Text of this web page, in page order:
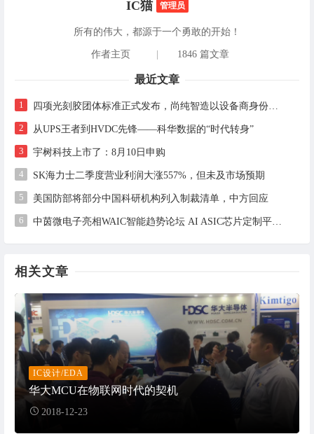
IC猫 管理员
所有的伟大，都源于一个勇敢的开始！
作者主页 1846 篇文章
最近文章
1
2 从UPS王者到HVDC先锋——科华数据的“时代转身”
3 宇树科技上市了：8月10日申购
4 SK海力士二季度营业利润大涨557%，但未及市场预期
5 美国防部将部分中国科研机构列入制裁清单，中方回应
6
相关文章
IC设计/EDA
华大MCU在物联网时代的契机
2018-12-23